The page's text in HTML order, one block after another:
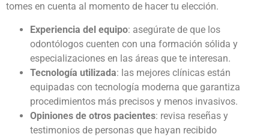
tomes en cuenta al momento de hacer tu elección.
Experiencia del equipo: asegúrate de que los
odontólogos cuenten con una formación sólida y
especializaciones en las áreas que te interesan.
Tecnología utilizada: las mejores clínicas están
equipadas con tecnología moderna que garantiza
procedimientos más precisos y menos invasivos.
Opiniones de otros pacientes: revisa reseñas y
testimonios de personas que hayan recibido